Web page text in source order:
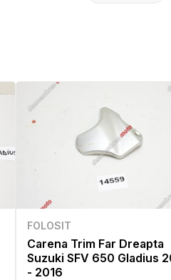
FOLOSIT
Carena Trim Far Dreapta
Suzuki SFV 650 Gladius
- 2016